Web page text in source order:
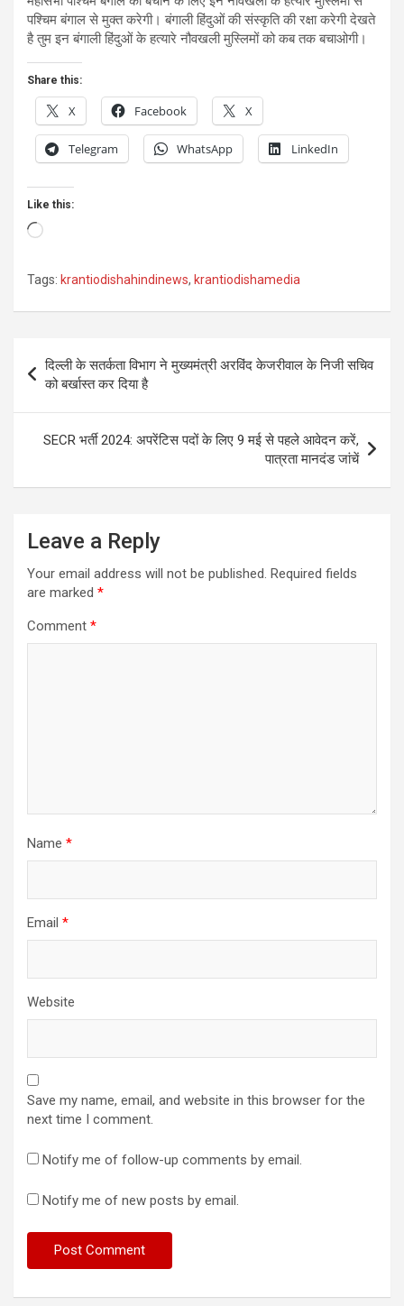
पश्चिम बंगाल से मुक्त करेगी। बंगाली हिंदुओं की संस्कृति की रक्षा करेगी देखते
है तुम इन बंगाली हिंदुओं के हत्यारे नौवखली मुस्लिमों को कब तक बचाओगी।
Share this:
X Facebook X
Telegram WhatsApp LinkedIn
Like this:
Loading…
Tags: krantiodishahindinews, krantiodishamedia
navigation
दिल्ली के सतर्कता विभाग ने मुख्यमंत्री अरविंद केजरीवाल के निजी सचिव
को बर्खास्त कर दिया है
SECR भर्ती 2024: अपरेंटिस पदों के लिए 9 मई से पहले आवेदन करें,
पात्रता मानदंड जांचें
Leave a Reply
Your email address will not be published. Required fields
are marked *
Comment *
Name *
Email *
Website
Save my name, email, and website in this browser for the
next time I comment.
Notify me of follow-up comments by email.
Notify me of new posts by email.